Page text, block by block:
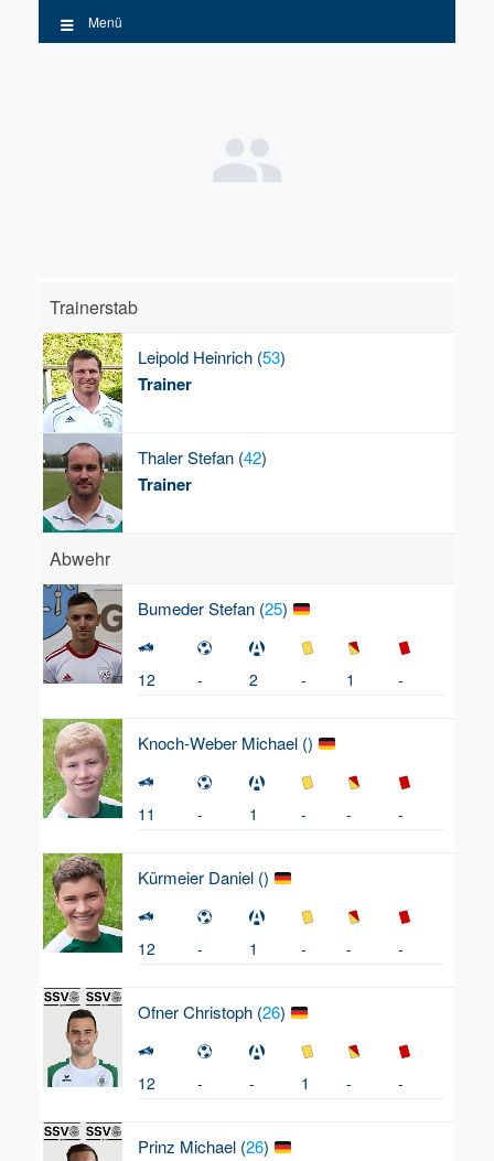
Menü
Trainerstab
Leipold Heinrich (53)
Trainer
ThalerStefan (42)
Trainer
Abwehr
BumederStefan (25)
12 - 2 - 1 -
Knoch-Weber Michael ()
11 - 1 - - -
Kürmeier Daniel ()
12 - 1 - - -
OfnerChristoph (26)
12 - - 1 - -
Prinz Michael (26)